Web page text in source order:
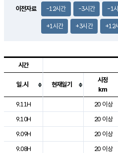
이전자료 -12시간 -3시간 -1
+1시간 +3시간 +12
도시별 기상실황표로 지점, 날씨, 기
시간
일.시 현재일기
시정
km
9.11H
20 이상
9.10H
20 이상
9.09H
20 이상
9.08H
20 이상